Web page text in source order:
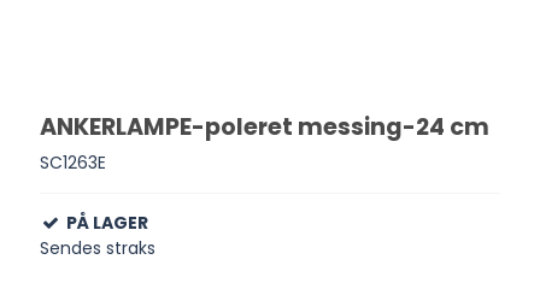
ANKERLAMPE-poleret messing-24 cm
SC1263E
PÅ LAGER
Sendes straks